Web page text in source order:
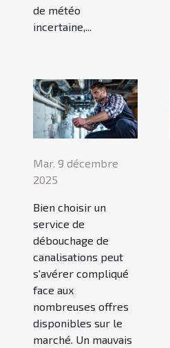
de météo
incertaine,...
Mar. 9 décembre
2025
Bien choisir un
service de
débouchage de
canalisations peut
s'avérer compliqué
face aux
nombreuses offres
disponibles sur le
marché. Un mauvais